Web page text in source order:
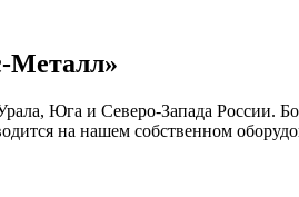
Металл»
Юга и Северо-Запада России.
на нашем собственном